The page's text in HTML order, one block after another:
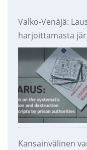
Valko-Venäjä:
harjoittamasta
takavarikoinnista
Kansainvälinen